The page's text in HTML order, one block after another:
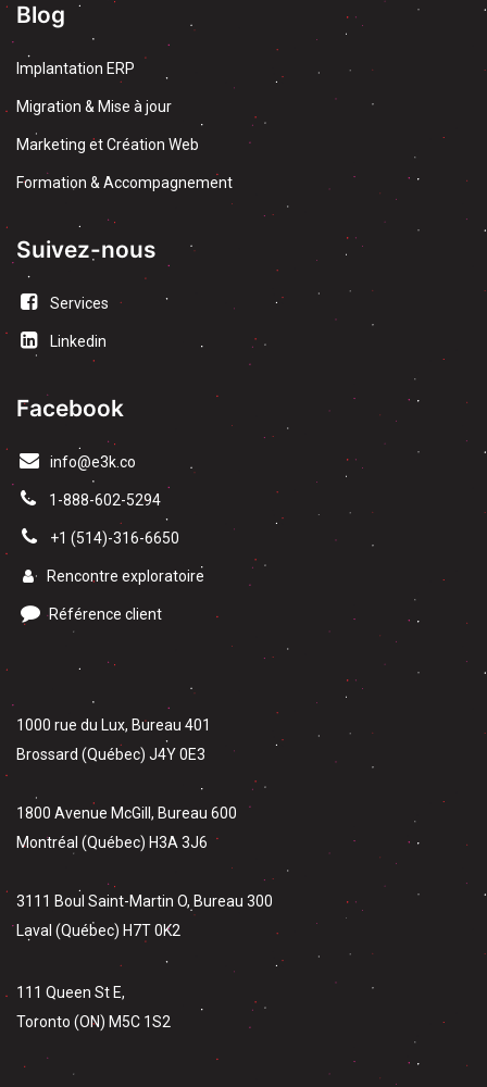
Facebook
info@e3k.co
1-888-602-5294
​+1 (514)-316-6650
Rencontre exploratoire
Référence client
1000 rue du Lux, Bureau 401
Brossard (Québec) J4Y 0E3
1800 Avenue McGill, Bureau 600
Montréal (Québec) H3A 3J6
3111 Boul Saint-Martin O, Bureau 300
Laval (Québec) H7T 0K2
111 Queen St E,
Toronto (ON) M5C 1S2
Suivez-nous
Services
Linkedin
Blog
Implantation ERP
Migration & Mise à jour
Marketing et Création Web
Formation & Accompagnement